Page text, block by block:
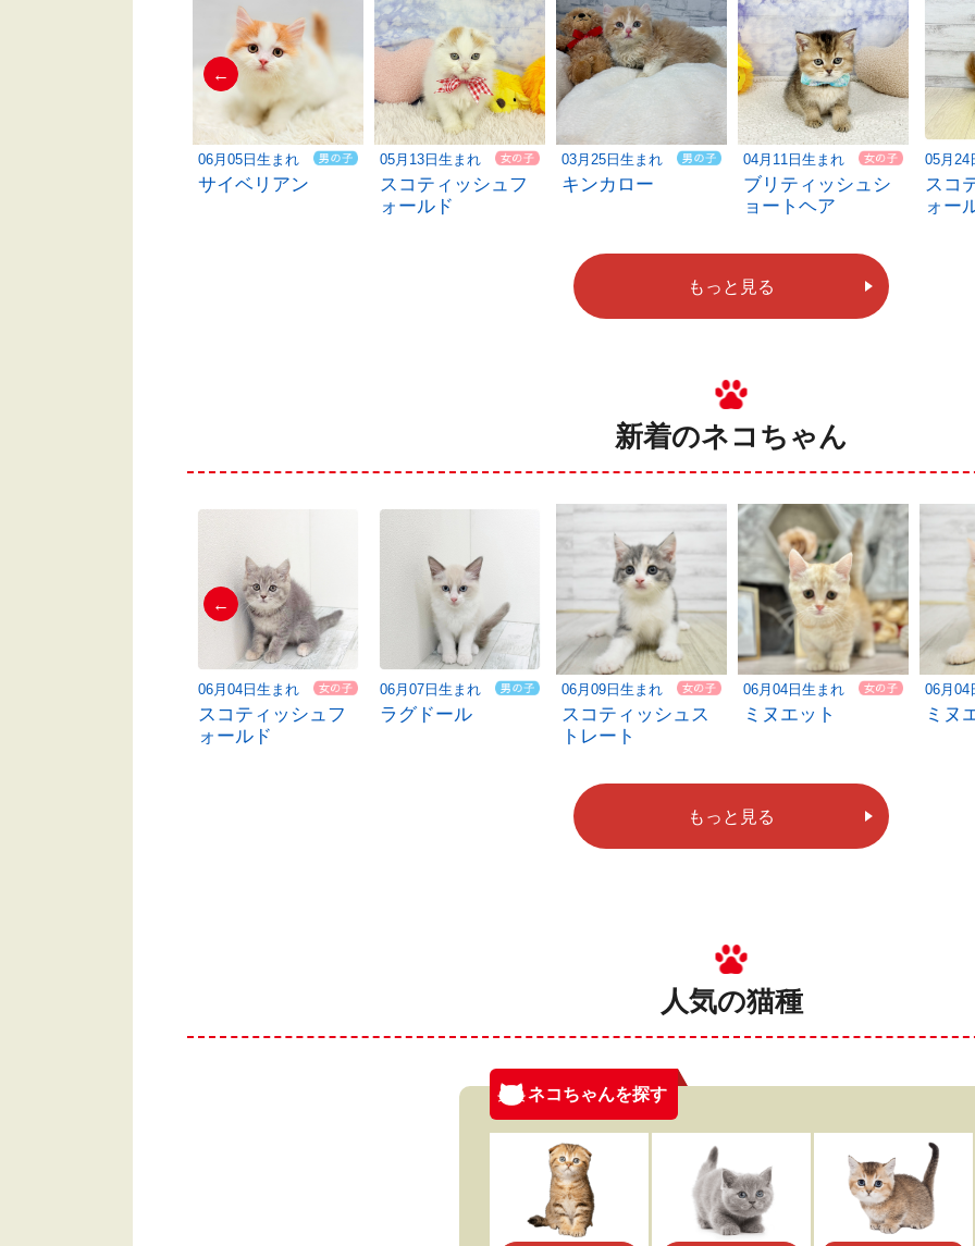
←
06月05日生まれ
サイベリアン
05月13日生まれ
スコティッシュフ
ォールド
03月25日生まれ
キンカロー
04月11日生まれ
ブリティッシュシ
ョートヘア
05月24
スコ
ォー
もっと見る
新着のネコちゃん
←
06月04日生まれ
スコティッシュフ
ォールド
06月07日生まれ
ラグドール
06月09日生まれ
スコティッシュス
トレート
06月04日生まれ
ミヌエット
06月04
ミヌ
もっと見る
人気の猫種
ネコちゃんを探す